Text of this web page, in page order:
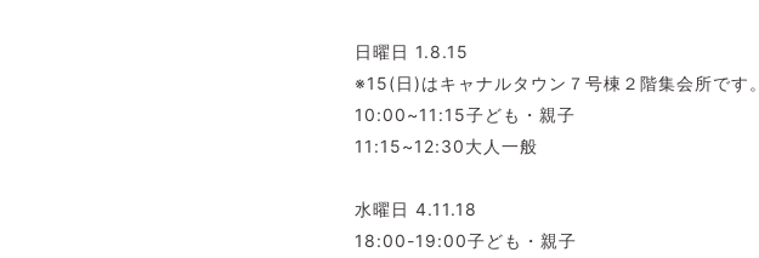
日曜日 1.8.15
※15(日)はキャナルタウン７号棟２階集会所です。
10:00~11:15子ども・親子
11:15~12:30大人一般
水曜日 4.11.18
18:00-19:00子ども・親子